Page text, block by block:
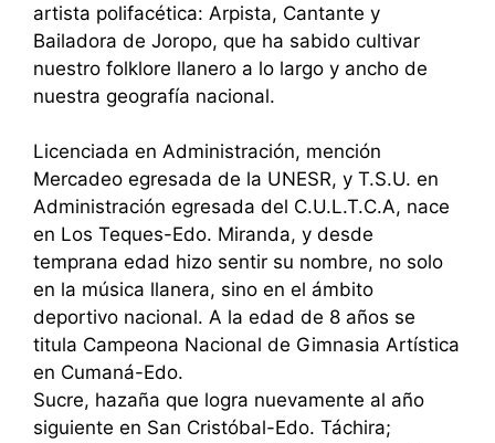
artista polifacética: Arpista, Cantante y
Bailadora de Joropo, que ha sabido cultivar
nuestro folklore llanero a lo largo y ancho de
nuestra geografía nacional.
Licenciada en Administración, mención
Mercadeo egresada de la UNESR, y T.S.U. en
Administración egresada del C.U.L.T.C.A, nace
en Los Teques-Edo. Miranda, y desde
temprana edad hizo sentir su nombre, no solo
en la música llanera, sino en el ámbito
deportivo nacional. A la edad de 8 años se
titula Campeona Nacional de Gimnasia Artística
en Cumaná-Edo.
Sucre, hazaña que logra nuevamente al año
siguiente en San Cristóbal-Edo. Táchira;